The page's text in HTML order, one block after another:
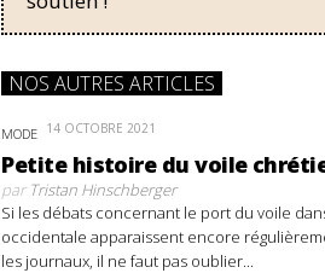
NOS AUTRES ARTICLES
MODE 14 OCTOBRE 2021
Petite histoire du voile
parTristan Hinschberger
Si les débats concernant le port du voile
occidentale apparaissent encore
les journaux, il ne faut pas oublier...